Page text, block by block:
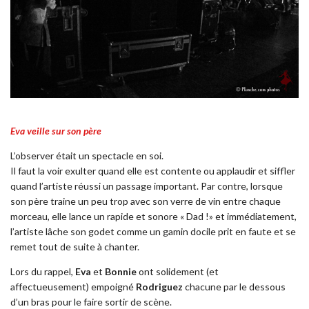
Eva veille sur son père
L’observer était un spectacle en soi.
Il faut la voir exulter quand elle est contente ou applaudir et siffler
quand l’artiste réussi un passage important. Par contre, lorsque
son père traine un peu trop avec son verre de vin entre chaque
morceau, elle lance un rapide et sonore « Dad !» et immédiatement,
l’artiste lâche son godet comme un gamin docile prit en faute et se
remet tout de suite à chanter.
Lors du rappel, Eva et Bonnieont solidement (et
affectueusement) empoigné Rodriguez chacune par le dessous
d’un bras pour le faire sortir de scène.